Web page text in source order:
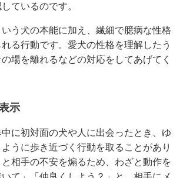
ているのです。
う犬の本能に加え、繊細で臆病な性格
る行動です。愛犬の性格を理解したう
場を離れるなどの対応をしてあげてく
示
に初対面の犬や人に出会ったとき、ゆ
うに歩き近づく行動を取ることがあり
相手の不安を煽るため、わざと動作を